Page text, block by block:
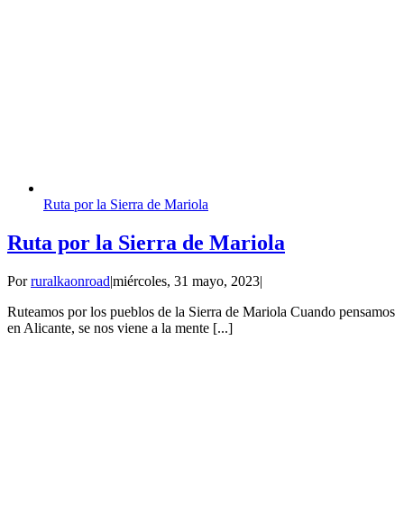
Ruta por la Sierra de Mariola
Ruta por la Sierra de Mariola
Porruralkaonroad|miércoles, 31 mayo, 2023|
Ruteamos por los pueblos de la Sierra de Mariola Cuando pensamos
en Alicante, se nos viene a la mente [...]